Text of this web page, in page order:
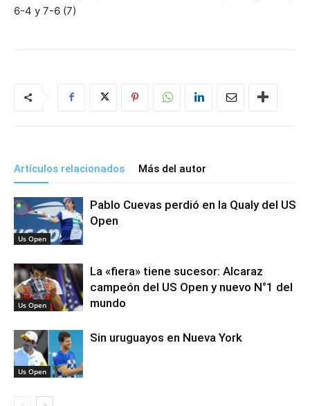
6-4 y 7-6 (7)
Artículos relacionados Más del autor
Us Open
Pablo Cuevas perdió en la Qualy del US
Open
Us Open
La «fiera» tiene sucesor: Alcaraz
campeón del US Open y nuevo N°1 del
mundo
Us Open
Sin uruguayos en Nueva York